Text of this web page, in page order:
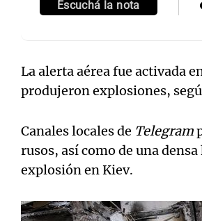
Escuchá la nota
La alerta aérea fue activada
produjeron explosiones,
Canales locales de Telegram
rusos, así como de una
explosión en Kiev.